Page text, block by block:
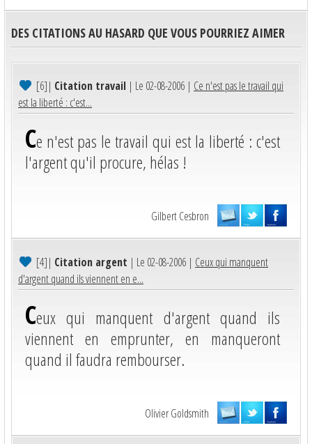
DES CITATIONS AU HASARD QUE VOUS POURRIEZ AIMER
[6]| Citation travail | Le 02-08-2006 | Ce n'est pas le travail qui
est la liberté : c'est...
Ce n'est pas le travail qui est la liberté : c'est
l'argent qu'il procure, hélas !
Gilbert Cesbron
[4]| Citation argent | Le 02-08-2006 | Ceux qui manquent
d'argent quand ils viennent en e...
Ceux qui manquent d'argent quand ils
viennent en emprunter, en manqueront
quand il faudra rembourser.
Olivier Goldsmith